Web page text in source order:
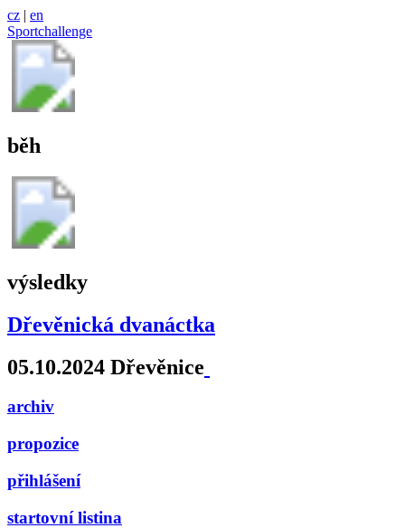
cz | en
Sportchallenge
běh
výsledky
Dřevěnická dvanáctka
05.10.2024 Dřevěnice
archiv
propozice
přihlášení
startovní listina